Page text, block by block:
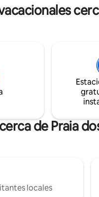
y azotea privada. Piscina
y aparcamiento
y la cocina crean
especial de espacio. Belo Sol
a solo 7 minutos a pie de
tiendas y
de Praia
locales